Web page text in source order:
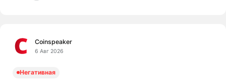
Coinspeaker
6 Авг 2026
Негативная